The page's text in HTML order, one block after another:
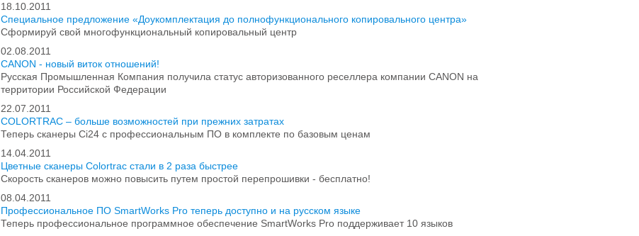
18.10.2011
Специальное предложение «Доукомплектация до полнофункционального копировального центра»
Сформируй свой многофункциональный копировальный центр
02.08.2011
CANON - новый виток отношений!
Русская Промышленная Компания получила статус авторизованного реселлера компании CANON на
территории Российской Федерации
22.07.2011
COLORTRAC – больше возможностей при прежних затратах
Теперь сканеры Ci24 с профессиональным ПО в комплекте по базовым ценам
14.04.2011
Цветные сканеры Colortrac стали в 2 раза быстрее
Скорость сканеров можно повысить путем простой перепрошивки - бесплатно!
08.04.2011
Профессиональное ПО SmartWorks Pro теперь доступно и на русском языке
Теперь профессиональное программное обеспечение SmartWorks Pro поддерживает 10 языков